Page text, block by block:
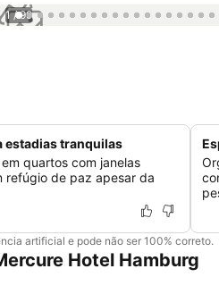
1 / 99
estadias tranquilas
quartos com janelas
refúgio de paz apesar da
artificial e pode não ser 100% correto.
Hotel Hamburg